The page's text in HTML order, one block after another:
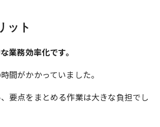
ット
業務効率化です。
間がかかっていました。
要点をまとめる作業は大きな負担でし